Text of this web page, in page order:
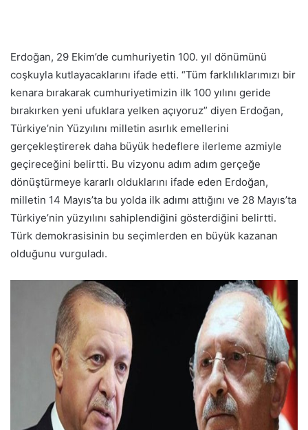
Erdoğan, 29 Ekim’de cumhuriyetin 100. yıl dönümünü
coşkuyla kutlayacaklarını ifade etti. “Tüm farklılıklarımızı bir
kenara bırakarak cumhuriyetimizin ilk 100 yılını geride
bırakırken yeni ufuklara yelken açıyoruz” diyen Erdoğan,
Türkiye’nin Yüzyılını milletin asırlık emellerini
gerçekleştirerek daha büyük hedeflere ilerleme azmiyle
geçireceğini belirtti. Bu vizyonu adım adım gerçeğe
dönüştürmeye kararlı olduklarını ifade eden Erdoğan,
milletin 14 Mayıs’ta bu yolda ilk adımı attığını ve 28 Mayıs’ta
Türkiye’nin yüzyılını sahiplendiğini gösterdiğini belirtti.
Türk demokrasisinin bu seçimlerden en büyük kazanan
olduğunu vurguladı.